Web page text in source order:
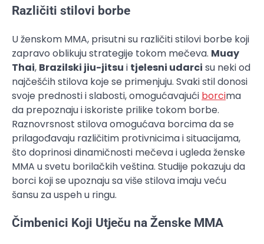
Različiti stilovi borbe
U ženskom MMA, prisutni su različiti stilovi borbe koji
zapravo oblikuju strategije tokom mečeva. Muay
Thai, Brazilski jiu-jitsu i tjelesni udarci su neki od
najčešćih stilova koje se primenjuju. Svaki stil donosi
svoje prednosti i slabosti, omogućavajući borcima
da prepoznaju i iskoriste prilike tokom borbe.
Raznovrsnost stilova omogućava borcima da se
prilagođavaju različitim protivnicima i situacijama,
što doprinosi dinamičnosti mečeva i ugleda ženske
MMA u svetu borilačkih veština. Studije pokazuju da
borci koji se upoznaju sa više stilova imaju veću
šansu za uspeh u ringu.
Čimbenici Koji Utječu na Ženske MMA